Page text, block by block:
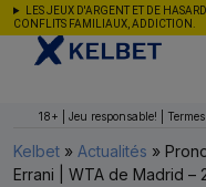
Aller au contenu
LES JEUX D'ARGENT ET DE
CONFLITS FAMILIAUX, ADDICTION.
18+ | Jeu responsable! |
Kelbet » Actualités »
Errani | WTA de Madrid –